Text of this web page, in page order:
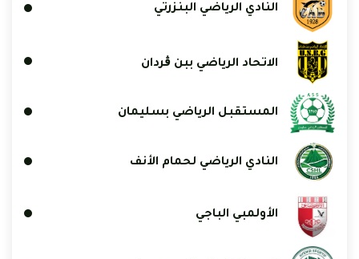
النادي الرياضي البنزرتي
الاتحاد الرياضي ببن ڨردان
المستقبل الرياضي بسليمان
النادي الرياضي لحمام الأنف
الأولمبي الباجي